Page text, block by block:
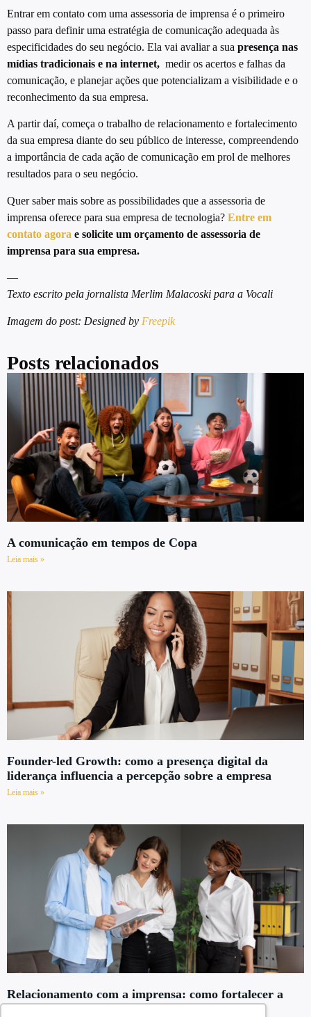
Entrar em contato com uma assessoria de imprensa é o primeiro
passo para definir uma estratégia de comunicação adequada às
especificidades do seu negócio. Ela vai avaliar a sua presença nas
mídias tradicionais e na internet, medir os acertos e falhas da
comunicação, e planejar ações que potencializam a visibilidade e o
reconhecimento da sua empresa.
A partir daí, começa o trabalho de relacionamento e fortalecimento
da sua empresa diante do seu público de interesse, compreendendo
a importância de cada ação de comunicação em prol de melhores
resultados para o seu negócio.
Quer saber mais sobre as possibilidades que a assessoria de
imprensa oferece para sua empresa de tecnologia? Entre em
contato agora e solicite um orçamento de assessoria de
imprensa para sua empresa.
—
Texto escrito pela jornalista Merlim Malacoski para a Vocali
Imagem do post: Designed by Freepik
Posts relacionados
A comunicação em tempos de Copa
Leia mais »
Founder-led Growth: como a presença digital da
liderança influencia a percepção sobre a empresa
Leia mais »
Relacionamento com a imprensa: como fortalecer a
reputação da sua empresa